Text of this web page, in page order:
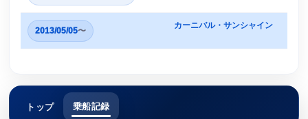
2013/05/05〜
カーニバル・サンシャイン
トップ 乗船記録